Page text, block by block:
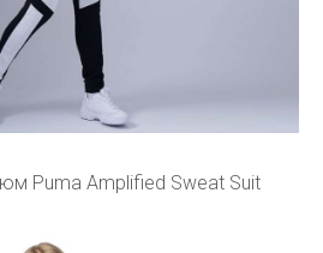
Puma Amplified Sweat Suit